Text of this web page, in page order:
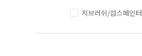
지브러쉬/섭스페인터